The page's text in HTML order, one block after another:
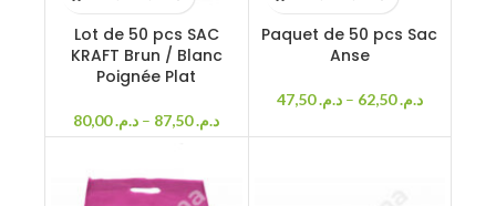
Lot de 50 pcs SAC
KRAFT Brun / Blanc
Poignée Plat
د.م.80,00 – د.م.87,50
Paquet de 50 pcs Sac
Anse
د.م.47,50 – د.م.62,50